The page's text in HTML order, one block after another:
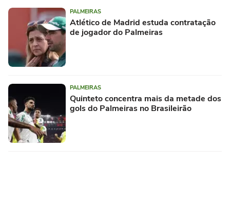
PALMEIRAS
Atlético de Madrid estuda contratação
de jogador do Palmeiras
PALMEIRAS
Quinteto concentra mais da metade dos
gols do Palmeiras no Brasileirão